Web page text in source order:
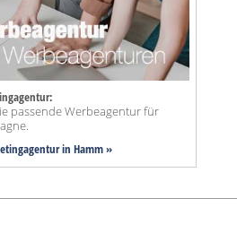
passende Werbeagentur für
in Hamm »